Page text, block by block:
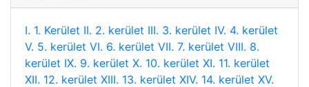
I. 1. Kerület II. 2. kerület III. 3. kerület IV. 4. kerület
V. 5. kerület VI. 6. kerület VII. 7. kerület VIII. 8.
kerület IX. 9. kerület X. 10. kerület XI. 11. kerület
XII. 12. kerület XIII. 13. kerület XIV. 14. kerület XV.